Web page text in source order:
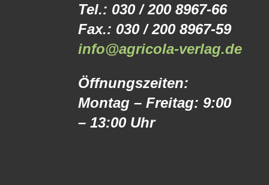
Tel.: 030 / 200 8967-66
Fax.: 030 / 200 8967-59
info@agricola-verlag.de
Öffnungszeiten:
Montag – Freitag: 9:00
– 13:00 Uhr